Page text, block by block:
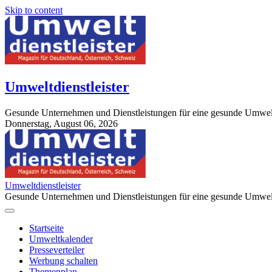
Skip to content
Umweltdienstleister
Gesunde Unternehmen und Dienstleistungen für eine gesunde
Donnerstag, August 06, 2026
StuttgartApotheke.com
Umweltdienstleister
Gesunde Unternehmen und Dienstleistungen für eine gesunde
Startseite
Umweltkalender
Presseverteiler
Werbung schalten